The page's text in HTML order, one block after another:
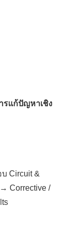
รแก้ปัญหาเชิง
Circuit &
Corrective /